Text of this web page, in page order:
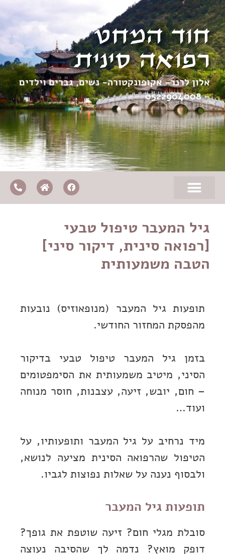
חוד המחט
רפואה סינית
אלון לרנר- אקופונקטורה- נשים, גברים וילדים
–
0522904008
גיל המעבר טיפול טבעי
[רפואה סינית, דיקור סיני]
הטבה משמעותית
תופעות גיל המעבר (מנופאוזיס) נובעות
מהפסקת המחזור החודשי.
בזמן גיל המעבר טיפול טבעי בדיקור
הסיני, מיטיב משמעותית את הסימפטומים
– חום, יובש, זיעה, עצבנות, חוסר מנוחה
ועוד…
מיד נרחיב על גיל המעבר ותופעותיו, על
הטיפול שהרפואה הסינית מציעה לנושא,
ולבסוף נענה על שאלות נפוצות לגביו.
תופעות גיל המעבר
סובלת מגלי חום? זיעה שוטפת את גופך?
דופק מואץ? נדמה לך שהסיבה נעוצה